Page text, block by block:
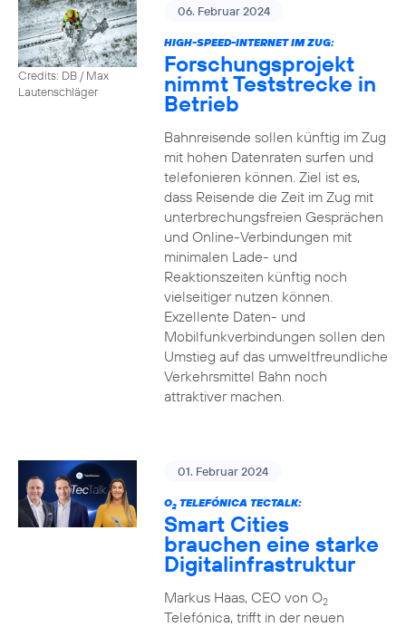
Credits: DB / Max
Lautenschläger
06. Februar 2024
HIGH-SPEED-INTERNET IM ZUG:
Forschungsprojekt
nimmt Teststrecke in
Betrieb
Bahnreisende sollen künftig im Zug
mit hohen Datenraten surfen und
telefonieren können. Ziel ist es,
dass Reisende die Zeit im Zug mit
unterbrechungsfreien Gesprächen
und Online-Verbindungen mit
minimalen Lade- und
Reaktionszeiten künftig noch
vielseitiger nutzen können.
Exzellente Daten- und
Mobilfunkverbindungen sollen den
Umstieg auf das umweltfreundliche
Verkehrsmittel Bahn noch
attraktiver machen.
01. Februar 2024
O2TELEFÓNICA TECTALK:
Smart Cities
brauchen eine starke
Digitalinfrastruktur
Markus Haas, CEO von O2
Telefónica, trifft in der neuen